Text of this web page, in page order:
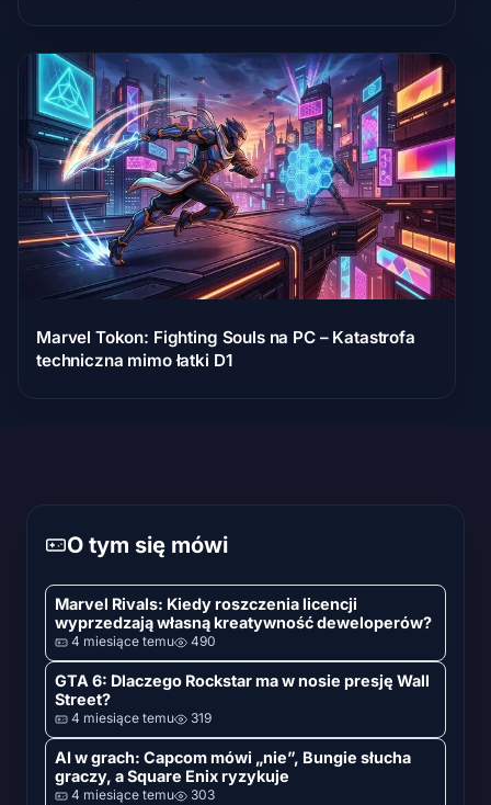
Marvel Tokon: Fighting Souls na PC – Katastrofa
techniczna mimo łatki D1
O tym się mówi
Marvel Rivals: Kiedy roszczenia licencji
wyprzedzają własną kreatywność deweloperów?
4 miesiące temu 490
GTA 6: Dlaczego Rockstar ma w nosie presję Wall
Street?
4 miesiące temu 319
AI w grach: Capcom mówi „nie”, Bungie słucha
graczy, a Square Enix ryzykuje
4 miesiące temu 303